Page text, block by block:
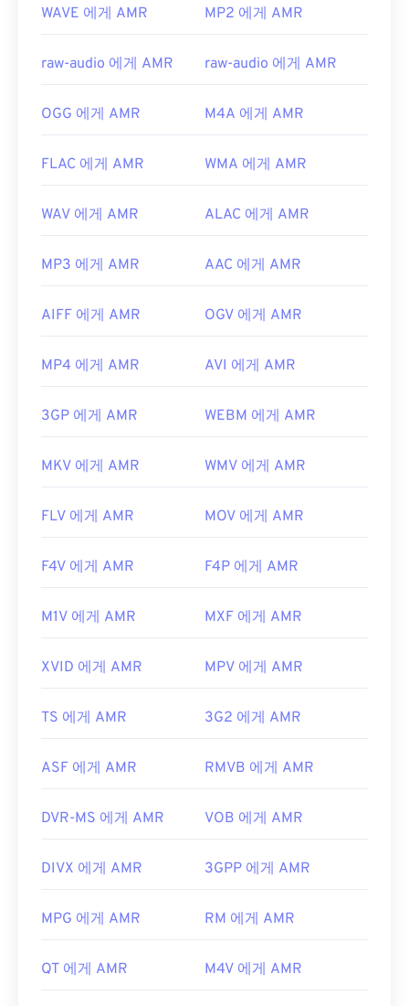
Rate_audio_codec
WAVE 에게 AMR MP2 에게 AMR
raw-audio 에게 AMR raw-audio 에게 AMR
OGG 에게 AMR M4A 에게 AMR
FLAC 에게 AMR WMA 에게 AMR
WAV 에게 AMR ALAC 에게 AMR
MP3 에게 AMR AAC 에게 AMR
AIFF 에게 AMR OGV 에게 AMR
MP4 에게 AMR AVI 에게 AMR
3GP 에게 AMR WEBM 에게 AMR
MKV 에게 AMR WMV 에게 AMR
FLV 에게 AMR MOV 에게 AMR
F4V 에게 AMR F4P 에게 AMR
M1V 에게 AMR MXF 에게 AMR
XVID 에게 AMR MPV 에게 AMR
TS 에게 AMR 3G2 에게 AMR
ASF 에게 AMR RMVB 에게 AMR
DVR-MS 에게 AMR VOB 에게 AMR
DIVX 에게 AMR 3GPP 에게 AMR
MPG 에게 AMR RM 에게 AMR
QT 에게 AMR M4V 에게 AMR